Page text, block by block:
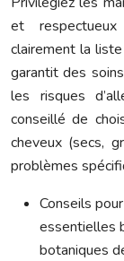
et
clairement la
garantit des
les risques
conseillé de
cheveux (secs,
problèmes
Conseils
essentielles
botaniques